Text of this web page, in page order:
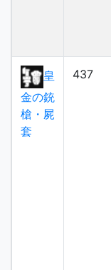
皇
金の銃
槍・屍
套
437